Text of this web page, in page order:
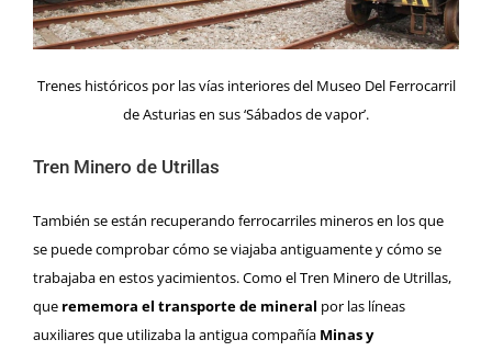
Trenes históricos por las vías interiores del Museo Del Ferrocarril
de Asturias en sus ‘Sábados de vapor’.
Tren Minero de Utrillas
También se están recuperando ferrocarriles mineros en los que
se puede comprobar cómo se viajaba antiguamente y cómo se
trabajaba en estos yacimientos. Como el Tren Minero de Utrillas,
que rememora el transporte de mineral por las líneas
auxiliares que utilizaba la antigua compañía Minas y